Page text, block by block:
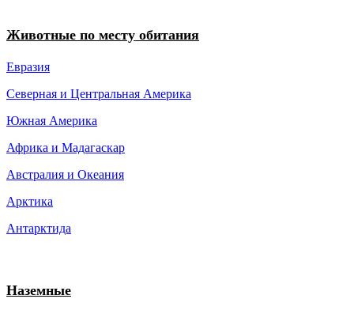
Животные по месту обитания
Евразия
Северная и Центральная Америка
Южная Америка
Африка и Мадагаскар
Австралия и Океания
Арктика
Антарктида
Наземные